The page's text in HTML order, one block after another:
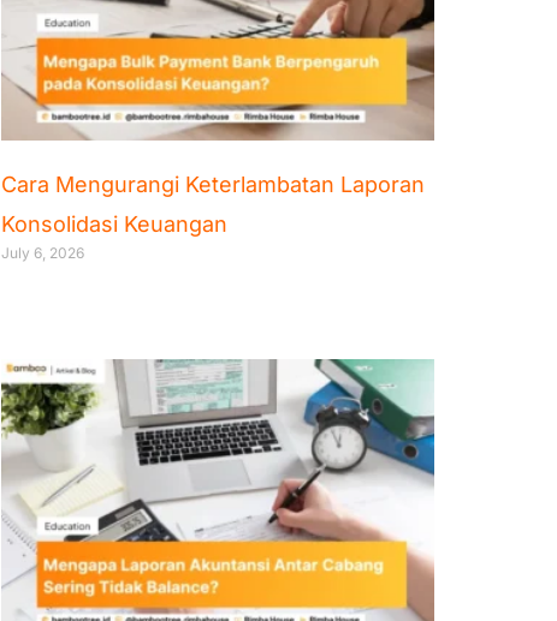
Cara Mengurangi Keterlambatan Laporan
Konsolidasi Keuangan
July 6, 2026